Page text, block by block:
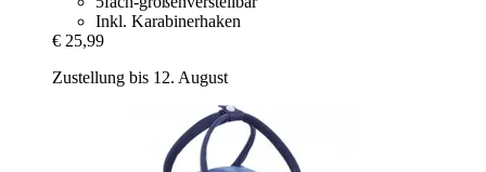
Inkl. Karabinerhaken
€ 25,99
Zustellung bis 12. August